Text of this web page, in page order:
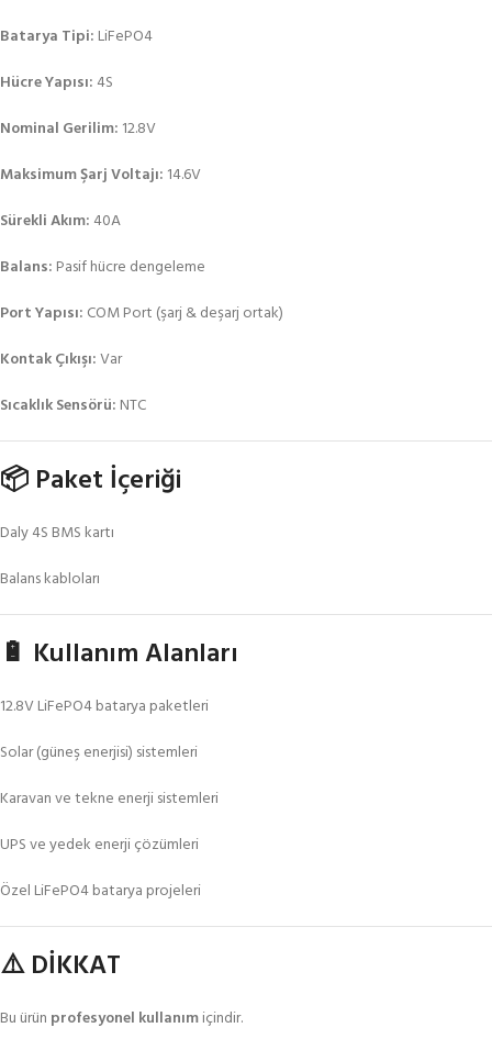
Batarya Tipi: LiFePO4
Hücre Yapısı: 4S
Nominal Gerilim: 12.8V
Maksimum Şarj Voltajı: 14.6V
Sürekli Akım: 40A
Balans: Pasif hücre dengeleme
Port Yapısı: COM Port (şarj & deşarj ortak)
Kontak Çıkışı:Var
Sıcaklık Sensörü: NTC
📦 Paket İçeriği
Daly 4S BMS kartı
Balans kabloları
🔋 Kullanım Alanları
12.8V LiFePO4 batarya paketleri
Solar (güneş enerjisi) sistemleri
Karavan ve tekne enerji sistemleri
UPS ve yedek enerji çözümleri
Özel LiFePO4 batarya projeleri
⚠️ DİKKAT
Bu ürün profesyonel kullanımiçindir.